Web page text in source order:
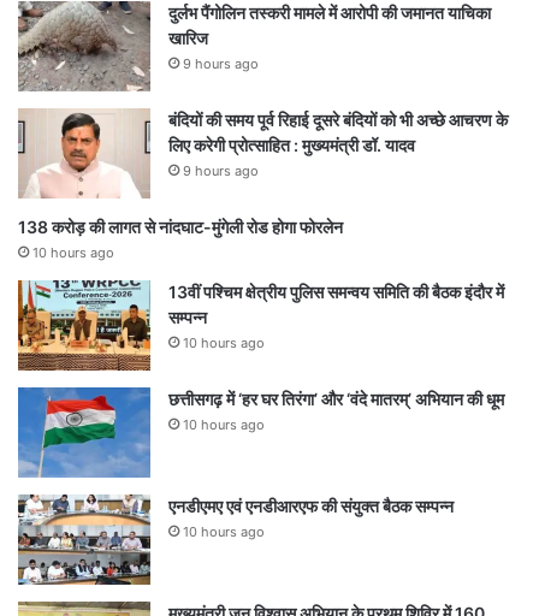
दुर्लभ पैंगोलिन तस्करी मामले में आरोपी की जमानत याचिका
खारिज
9 hours ago
बंदियों की समय पूर्व रिहाई दूसरे बंदियों को भी अच्छे आचरण के
लिए करेगी प्रोत्साहित : मुख्यमंत्री डॉ. यादव
9 hours ago
138 करोड़ की लागत से नांदघाट-मुंगेली रोड होगा फोरलेन
10 hours ago
13वीं पश्चिम क्षेत्रीय पुलिस समन्वय समिति की बैठक इंदौर में
सम्पन्न
10 hours ago
छत्तीसगढ़ में ‘हर घर तिरंगा’ और ‘वंदे मातरम्’ अभियान की धूम
10 hours ago
एनडीएमए एवं एनडीआरएफ की संयुक्त बैठक सम्पन्न
10 hours ago